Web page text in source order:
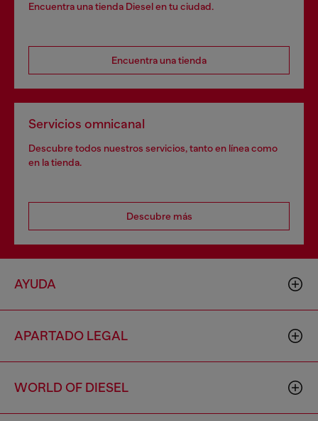
Encuentra una tienda Diesel en tu ciudad.
Encuentra una tienda
Servicios omnicanal
Descubre todos nuestros servicios, tanto en línea como
en la tienda.
Descubre más
AYUDA
APARTADO LEGAL
WORLD OF DIESEL